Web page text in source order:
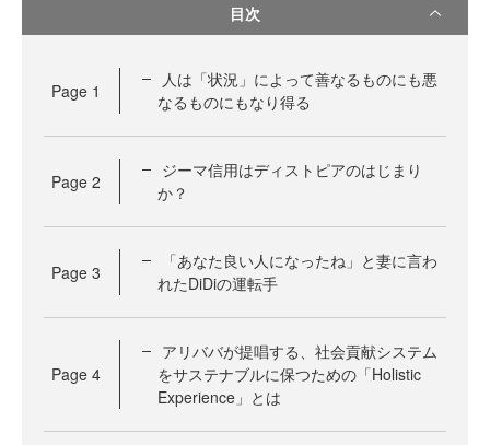
目次
Page 1
人は「状況」によって善なるものにも悪
なるものにもなり得る
Page 2
ジーマ信用はディストピアのはじまり
か？
Page 3
「あなた良い人になったね」と妻に言わ
れたDiDiの運転手
Page 4
アリババが提唱する、社会貢献システム
をサステナブルに保つための「Holistic
Experience」とは